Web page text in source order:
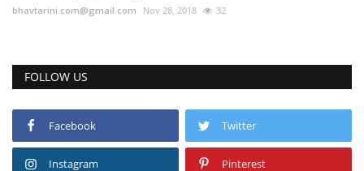
bhavtarini.com@gmail.com Nov 28, 2018 32
FOLLOW US
Facebook Twitter
Instagram Pinterest